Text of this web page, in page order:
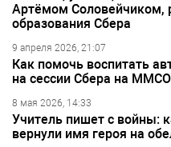
Артёмом Соловейчиком,
образования Сбера
9 апреля 2026, 21:07
Как помочь воспитать
на сессии Сбера на
8 мая 2026, 14:33
Учитель пишет с войны:
вернули имя героя на